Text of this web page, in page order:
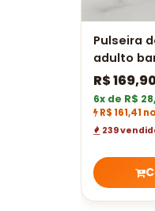
Pulseira
adulto
rústico
cm
R$
6x de R$
R$ 161,41
239